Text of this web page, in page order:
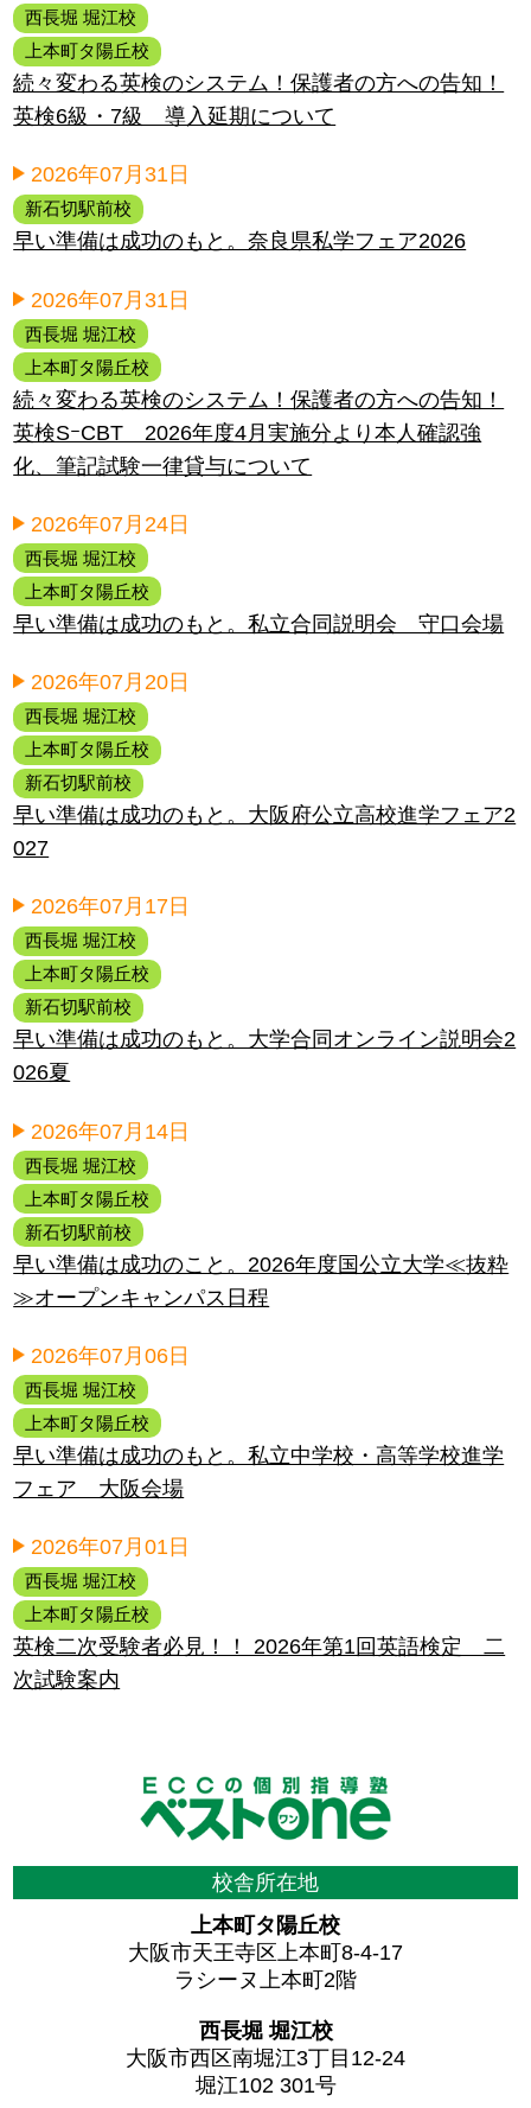
西長堀 堀江校
上本町タ陽丘校
続々変わる英検のシステム！保護者の方への告知！
英検6級・7級 導入延期について
2026年07月31日
新石切駅前校
早い準備は成功のもと。奈良県私学フェア2026
2026年07月31日
西長堀 堀江校
上本町タ陽丘校
続々変わる英検のシステム！保護者の方への告知！
英検SｰCBT 2026年度4月実施分より本人確認強
化、筆記試験一律貸与について
2026年07月24日
西長堀 堀江校
上本町タ陽丘校
早い準備は成功のもと。私立合同説明会 守口会場
2026年07月20日
西長堀 堀江校
上本町タ陽丘校
新石切駅前校
早い準備は成功のもと。大阪府公立高校進学フェア2
027
2026年07月17日
西長堀 堀江校
上本町タ陽丘校
新石切駅前校
早い準備は成功のもと。大学合同オンライン説明会2
026夏
2026年07月14日
西長堀 堀江校
上本町タ陽丘校
新石切駅前校
早い準備は成功のこと。2026年度国公立大学≪抜粋
≫オープンキャンパス日程
2026年07月06日
西長堀 堀江校
上本町タ陽丘校
早い準備は成功のもと。私立中学校・高等学校進学
フェア 大阪会場
2026年07月01日
西長堀 堀江校
上本町タ陽丘校
英検二次受験者必見！！ 2026年第1回英語検定 二
次試験案内
校舎所在地
上本町タ陽丘校
大阪市天王寺区上本町8-4-17
ラシーヌ上本町2階
西長堀 堀江校
大阪市西区南堀江3丁目12-24
堀江102 301号